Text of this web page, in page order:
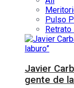
Pulso
Retrato
Javier
gente de